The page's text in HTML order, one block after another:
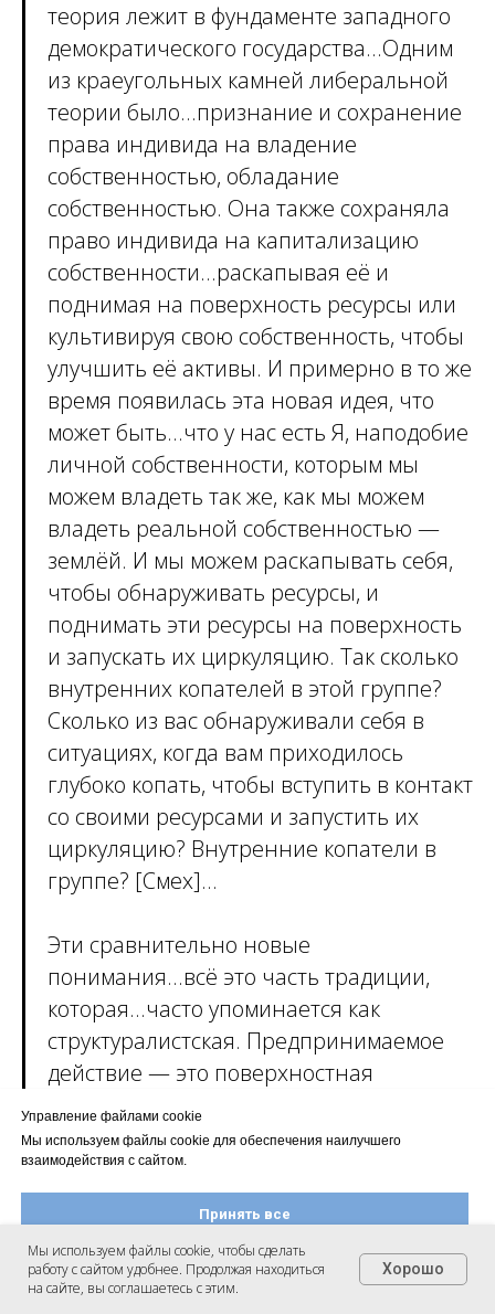
Управление файлами cookie
Мы используем файлы cookie для обеспечения наилучшего
взаимодействия с сайтом.
Принять все
Настроить файлы cookie
теория лежит в фундаменте западного
демократического государства...Одним
из краеугольных камней либеральной
теории было...признание и сохранение
права индивида на владение
собственностью, обладание
собственностью. Она также сохраняла
право индивида на капитализацию
собственности...раскапывая её и
поднимая на поверхность ресурсы или
культивируя свою собственность, чтобы
улучшить её активы. И примерно в то же
время появилась эта новая идея, что
может быть...что у нас есть Я, наподобие
личной собственности, которым мы
можем владеть так же, как мы можем
владеть реальной собственностью —
землёй. И мы можем раскапывать себя,
чтобы обнаруживать ресурсы, и
поднимать эти ресурсы на поверхность
и запускать их циркуляцию. Так сколько
внутренних копателей в этой группе?
Сколько из вас обнаруживали себя в
ситуациях, когда вам приходилось
глубоко копать, чтобы вступить в контакт
со своими ресурсами и запустить их
циркуляцию? Внутренние копатели в
группе? [Смех]…
Эти сравнительно новые
понимания...всё это часть традиции,
которая...часто упоминается как
структуралистская. Предпринимаемое
действие — это поверхностная
манифестация некоторого элемента или
сущности, исходящей из сердцевины тех
нас, кем мы являемся на самом деле. Эти
идеи теперь принимаются как должное.
И естественно предположить, что
действие есть поверхностная
манифестация сил, ресурсов,
Мы используем файлы cookie, чтобы сделать
работу с сайтом удобнее. Продолжая находиться
на сайте, вы соглашаетесь с этим.
Хорошо